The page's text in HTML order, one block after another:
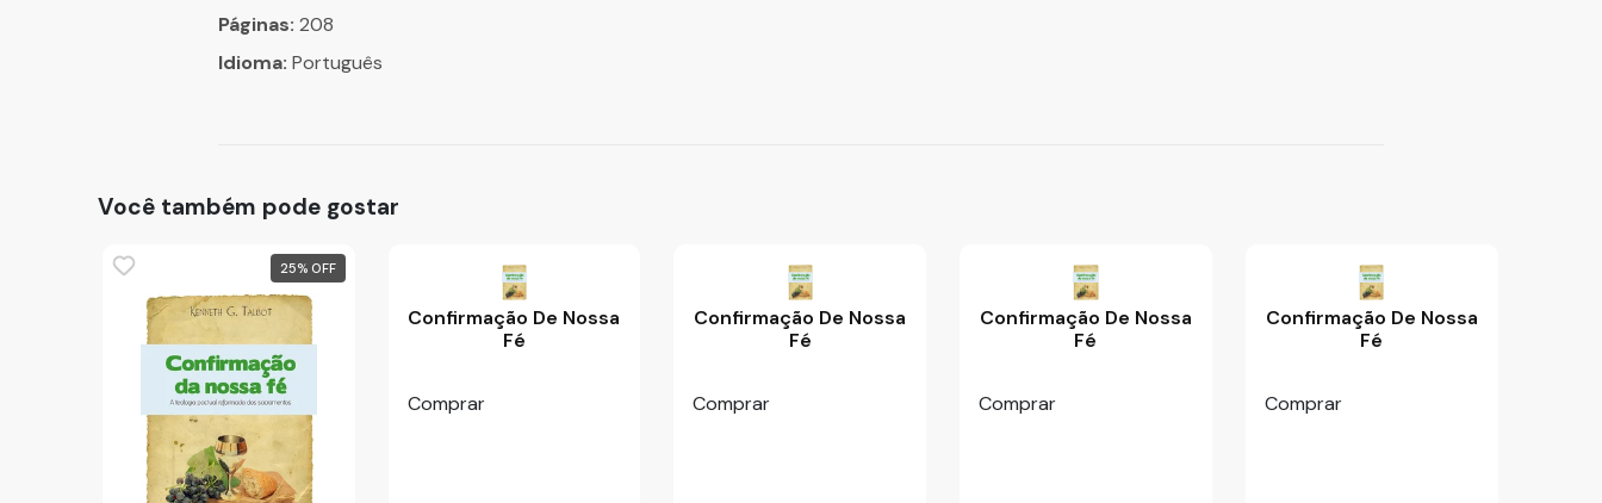
Páginas: 208
Idioma: Português
Você também pode gostar
25%
Confirmação De Nossa
Fé
Comprar
Confirmação De Nossa
Fé
Comprar
Confirmação De Nossa
Fé
Comprar
Confirmação De Nossa
Fé
Comprar